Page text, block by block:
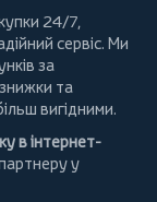
24/7,
сервіс. Ми
за
та
вигідними.
в інтернет-
у